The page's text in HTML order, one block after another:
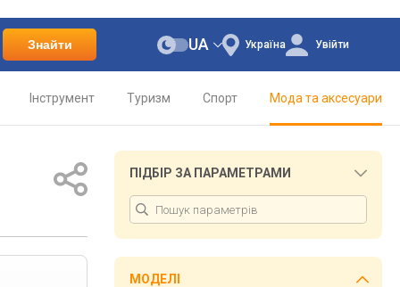
Знайти Україна
UA Увійти
Інструмент Туризм Спорт Мода та аксесуари
ПІДБІР ЗА ПАРАМЕТРАМИ
МОДЕЛІ